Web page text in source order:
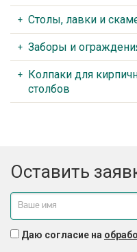
Столы, лавки и
Заборы и
Колпаки для
столбов
Оставить
Даю согласие на